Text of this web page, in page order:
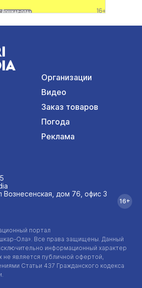
Организации
Видео
Заказ товаров
Погода
Реклама
портал
Ола» . Все права защищены. Данный
информационный характер
не является публичной офертой,
Статьи 437 Гражданского кодекса
Вознесенская, дом 76, офис 3
16+